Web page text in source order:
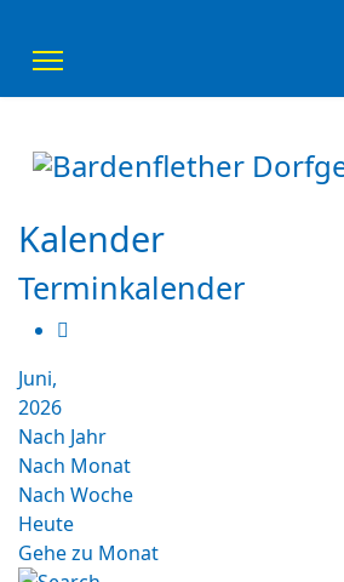
Kalender
Terminkalender
Juni,
2026
Nach Jahr
Nach Monat
Nach Woche
Heute
Gehe zu Monat